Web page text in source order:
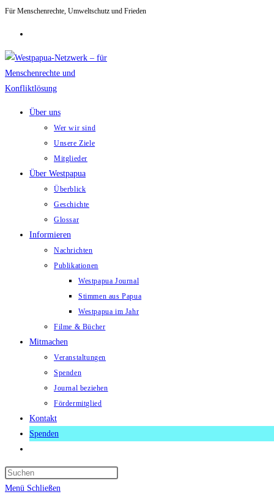
Zum
Für Menschenrechte, Umweltschutz und Frieden
Über uns
Wer wir sind
Unsere Ziele
Mitglieder
Über Westpapua
Überblick
Geschichte
Glossar
Informieren
Nachrichten
Publikationen
Westpapua Journal
Stimmen aus Papua
Westpapua im Jahr
Filme & Bücher
Mitmachen
Veranstaltungen
Spenden
Journal beziehen
Fördermitglied
Kontakt
Spenden
umschalten
Menü Schließen